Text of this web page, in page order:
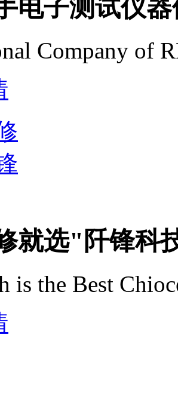
电子测试仪
Company of
就选"阡锋科
is the Best